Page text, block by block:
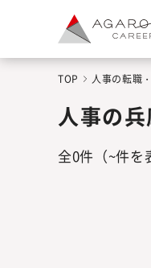
TOP 人事の転職
人事の
全0件 （~件を